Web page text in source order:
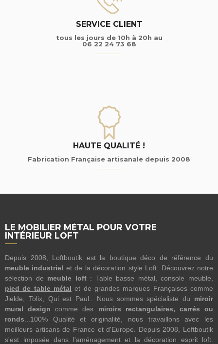
SERVICE CLIENT
tous les jours de 10h à 20h au
06 22 24 73 68
HAUTE QUALITÉ !
Fabrication Française artisanale depuis 2008
LE MOBILIER MÉTAL POUR VOTRE
INTÉRIEUR LOFT
Depuis 2008, Loftboutik est la boutique déco de référence du
meuble industriel et de la décoration style Loft. Découvrez notre
sélection de meuble loft: Table basse métal, console meuble,
pied de table métal et de grandes marques Françaises comme
Jielde, Tolix, Qui est Paul.. Nous sommes spécialiste du miroir
mural design comme des miroirs rectangulaires, carrés ou
ronds ...100% Qualité et originalité, nous travaillons avec les
meilleurs artisans de France et d'Europe. Depuis 2008, Loftboutik
s'est imposée dans l'aménagement et la décoration esprit loft.